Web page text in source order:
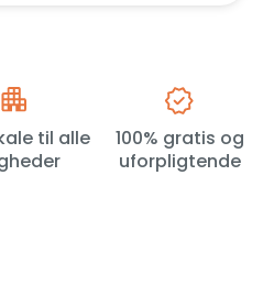
til alle
100% gratis og
uforpligtende